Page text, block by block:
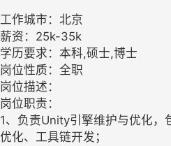
工作城市：北京
薪资：25k-35k
学历要求：本科,硕士,博士
岗位性质：全职
岗位描述：
岗位职责：
1、负责Unity引擎维护与优化，
优化、工具链开发；